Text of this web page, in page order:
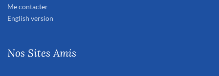
Me contacter
English version
Nos Sites Amis